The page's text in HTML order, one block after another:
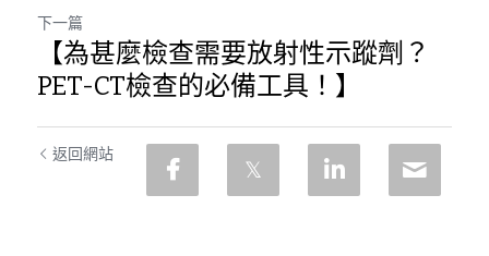
下一篇
【為甚麼檢查需要放射性示蹤劑？
PET-CT檢查的必備工具！】
返回網站